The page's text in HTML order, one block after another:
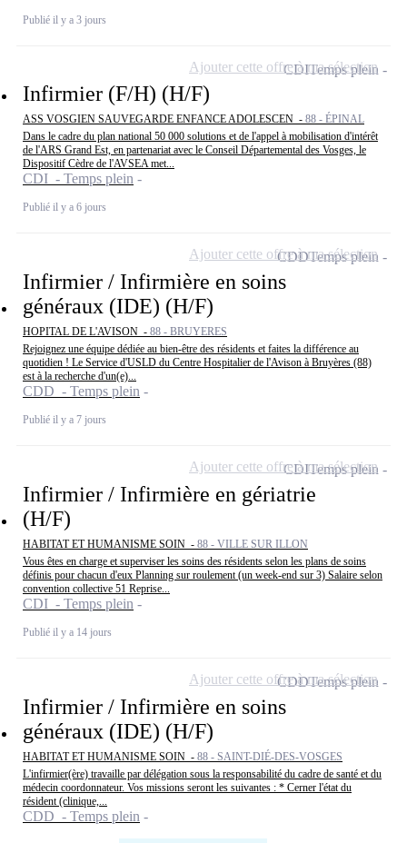
Publié il y a 3 jours
Infirmier (F/H) (H/F)
ASS VOSGIEN SAUVEGARDE ENFANCE ADOLESCEN - 88 - ÉPINAL
Dans le cadre du plan national 50 000 solutions et de l'appel à mobilisation d'intérêt
de l'ARS Grand Est, en partenariat avec le Conseil Départemental des Vosges, le
Dispositif Cèdre de l'AVSEA met...
CDI - Temps plein
Publié il y a 6 jours
CDITemps plein
Ajouter cette offre à ma sélection
Infirmier / Infirmière en soins
généraux (IDE) (H/F)
HOPITAL DE L'AVISON - 88 - BRUYERES
Rejoignez une équipe dédiée au bien-être des résidents et faites la différence au
quotidien ! Le Service d'USLD du Centre Hospitalier de l'Avison à Bruyères (88)
est à la recherche d'un(e)...
CDD - Temps plein
Publié il y a 7 jours
CDDTemps plein
Ajouter cette offre à ma sélection
Infirmier / Infirmière en gériatrie
(H/F)
HABITAT ET HUMANISME SOIN - 88 - VILLE SUR ILLON
Vous êtes en charge et superviser les soins des résidents selon les plans de soins
définis pour chacun d'eux Planning sur roulement (un week-end sur 3) Salaire selon
convention collective 51 Reprise...
CDI - Temps plein
Publié il y a 14 jours
CDITemps plein
Ajouter cette offre à ma sélection
Infirmier / Infirmière en soins
généraux (IDE) (H/F)
HABITAT ET HUMANISME SOIN - 88 - SAINT-DIÉ-DES-VOSGES
L'infirmier(ère) travaille par délégation sous la responsabilité du cadre de santé et du
médecin coordonnateur. Vos missions seront les suivantes : * Cerner l'état du
résident (clinique,...
CDD - Temps plein
CDDTemps plein
Ajouter cette offre à ma sélection